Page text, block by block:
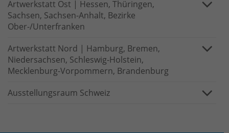
Artwerkstatt Ost | Hessen, Thüringen,
Sachsen, Sachsen-Anhalt, Bezirke
Ober-/Unterfranken
Artwerkstatt Nord | Hamburg, Bremen,
Niedersachsen, Schleswig-Holstein,
Mecklenburg-Vorpommern, Brandenburg
Ausstellungsraum Schweiz
Anbieter Matomo